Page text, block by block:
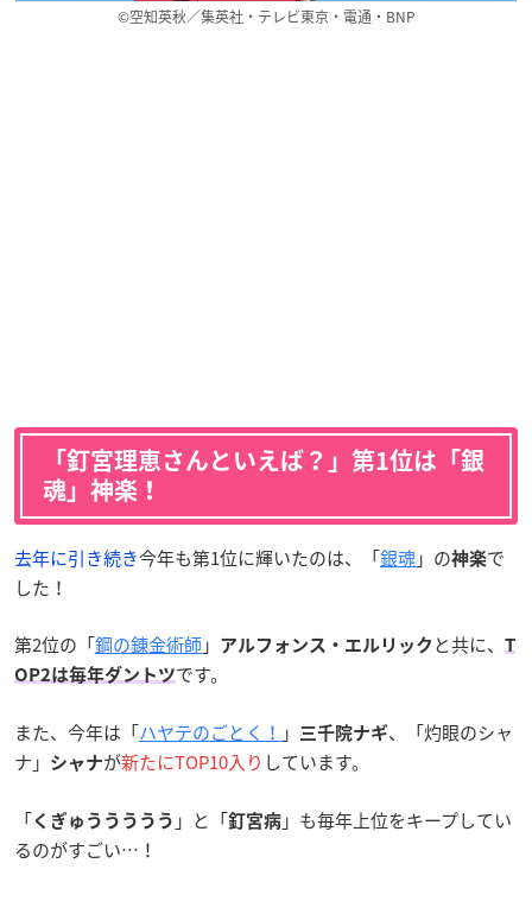
©空知英秋／集英社・テレビ東京・電通・BNP
「釘宮理恵さんといえば？」第1位は「銀
魂」神楽！
去年に引き続き今年も第1位に輝いたのは、「銀魂」の神楽で
した！
第2位の「鋼の錬金術師」 アルフォンス・エルリック と共に、
T
OP2は毎年ダントツです。
また、今年は「ハヤテのごとく！ 」 三千院ナギ、「灼眼のシャ
ナ」
シャナが新たにTOP10入り しています。
「くぎゅううううう 」と「釘宮病 」も毎年上位をキープしてい
るのがすごい…！